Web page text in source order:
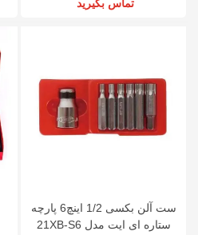
تماس بگیرید
ست آلن بکسی 1/2 اینچ6 پارچه
ستاره ای ایت مدل 21XB-S6